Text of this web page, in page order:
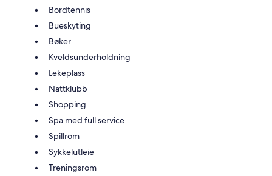
Bordtennis
Bueskyting
Bøker
Kveldsunderholdning
Lekeplass
Nattklubb
Shopping
Spa med full service
Spillrom
Sykkelutleie
Treningsrom